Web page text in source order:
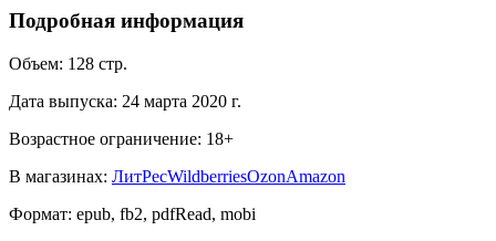
Подробная информация
Объем: 128 стр.
Дата выпуска: 24 марта 2020 г.
Возрастное ограничение: 18+
В магазинах: ЛитРесWildberriesOzonAmazon
Формат: epub, fb2, pdfRead, mobi